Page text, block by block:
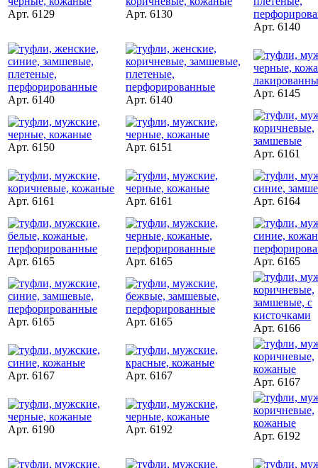
Арт. 6129
Арт. 6130
Арт. 6140
Арт. 6140 Арт. 6140
Арт. 6145
Арт. 6150 Арт. 6151
Арт. 6161
Арт. 6161 Арт. 6161 Арт. 6164
Арт. 6165 Арт. 6165 Арт. 6165
Арт. 6165 Арт. 6165
Арт. 6166
Арт. 6167 Арт. 6167
Арт. 6167
Арт. 6190 Арт. 6192
Арт. 6192